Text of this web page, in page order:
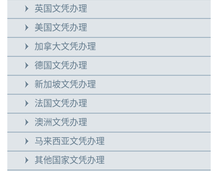
英国文凭办理
美国文凭办理
加拿大文凭办理
德国文凭办理
新加坡文凭办理
法国文凭办理
澳洲文凭办理
马来西亚文凭办理
其他国家文凭办理